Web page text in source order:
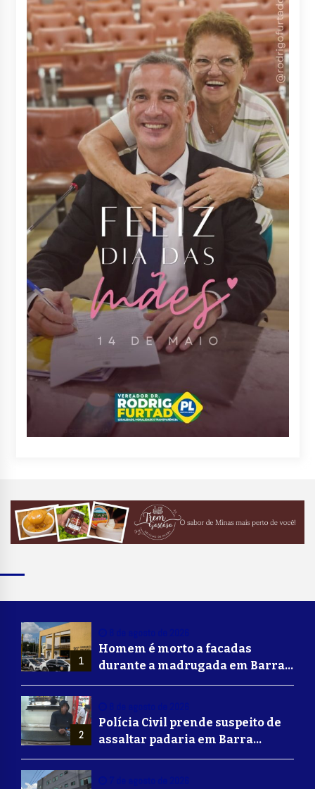
1
Homem é morto a facadas
durante a madrugada em Barra
Mansa
2
Polícia Civil prende suspeito de
assaltar padaria em Barra
Mansa